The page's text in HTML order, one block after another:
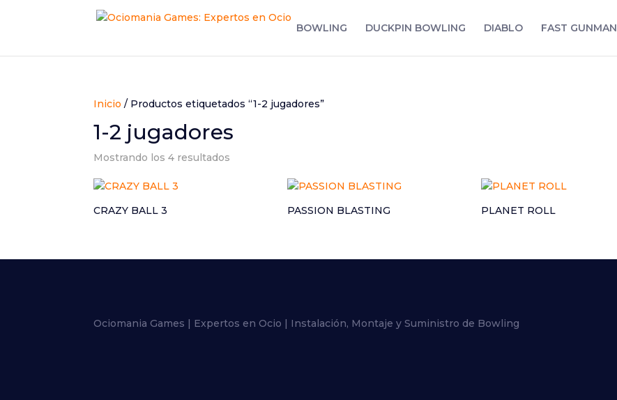
BOWLING DUCKPIN BOWLING DIABLO FAST GUNMAN
Inicio / Productos etiquetados “1-2 jugadores”
1-2 jugadores
Mostrando los 4 resultados
CRAZY BALL 3 PASSION BLASTING PLANET ROLL
Ociomania Games | Expertos en Ocio | Instalación, Montaje y Suministro de Bowling